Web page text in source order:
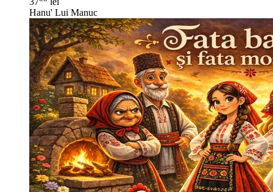
Hanu' Lui Manuc